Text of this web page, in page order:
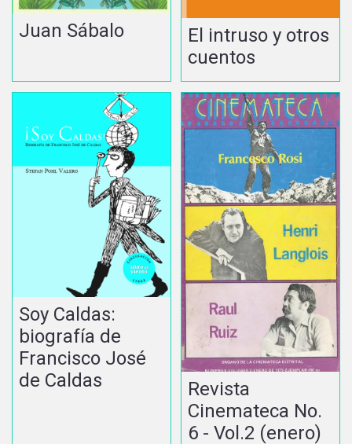
Juan Sábalo
El intruso y otros
cuentos
Soy Caldas:
biografía de
Francisco José
de Caldas
Revista
Cinemateca No.
6 - Vol.2 (enero)